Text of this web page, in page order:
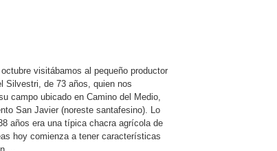
visitábamos al pequeño productor
Silvestri, de 73 años, quien nos
campo ubicado en Camino del Medio,
San Javier (noreste santafesino). Lo
años era una típica chacra agrícola de
hoy comienza a tener características